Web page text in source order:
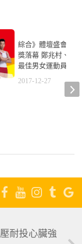
綜合》體壇盛會運
獎落幕 鄭兆村、郭
最佳男女運動員
2017-12-27